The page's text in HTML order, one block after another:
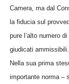
Camera, ma dal
la fiducia sul
pure l’alto numero
giudicati ammissibili.
Nella sua prima
importante norma –